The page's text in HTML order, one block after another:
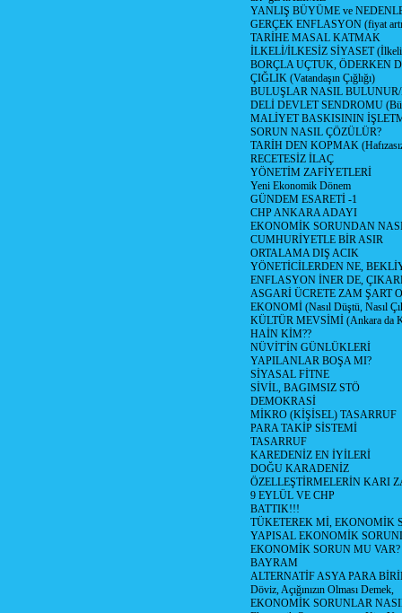
YANLIŞ BÜYÜME ve
GERÇEK ENFLASYON (fiyat
TARİHE MASAL KATMAK
İLKELİ/İLKESİZ SİYASET
BORÇLA UÇTUK, ÖDERKEN
ÇIĞLIK (Vatandaşın Çığlığı)
BULUŞLAR NASIL
DELİ DEVLET SENDROMU
MALİYET BASKISININ
SORUN NASIL ÇÖZÜLÜR?
TARİH DEN KOPMAK
RECETESİZ İLAÇ
YÖNETİM ZAFİYETLERİ
Yeni Ekonomik Dönem
GÜNDEM ESARETİ -1
CHP ANKARA ADAYI
EKONOMİK SORUNDAN
CUMHURİYETLE BİR ASIR
ORTALAMA DIŞ ACIK
YÖNETİCİLERDEN NE,
ENFLASYON İNER DE,
ASGARİ ÜCRETE ZAM ŞART
EKONOMİ (Nasıl Düştü, Nasıl
KÜLTÜR MEVSİMİ (Ankara da
HAİN KİM??
NÜVİT'İN GÜNLÜKLERİ
YAPILANLAR BOŞA MI?
SİYASAL FİTNE
SİVİL, BAGIMSIZ STÖ
DEMOKRASİ
MİKRO (KİŞİSEL) TASARRUF
PARA TAKİP SİSTEMİ
TASARRUF
KAREDENİZ EN İYİLERİ
DOĞU KARADENİZ
ÖZELLEŞTİRMELERİN KARI
9 EYLÜL VE CHP
BATTIK!!!
TÜKETEREK Mİ, EKONOMİK
YAPISAL EKONOMİK
EKONOMİK SORUN MU VAR?
BAYRAM
ALTERNATİF ASYA PARA
Döviz, Açığınızın Olması Demek,
EKONOMİK SORUNLAR